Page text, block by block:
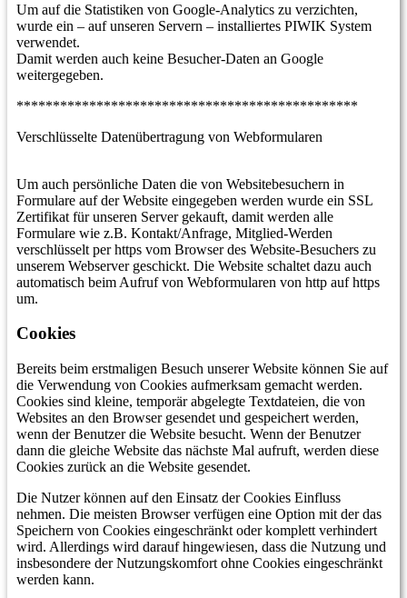
Um auf die Statistiken von Google-Analytics zu verzichten,
wurde ein – auf unseren Servern – installiertes PIWIK System
verwendet.
Damit werden auch keine Besucher-Daten an Google
weitergegeben.
***********************************************
Verschlüsselte Datenübertragung von Webformularen
Um auch persönliche Daten die von Websitebesuchern in
Formulare auf der Website eingegeben werden wurde ein SSL
Zertifikat für unseren Server gekauft, damit werden alle
Formulare wie z.B. Kontakt/Anfrage, Mitglied-Werden
verschlüsselt per https vom Browser des Website-Besuchers zu
unserem Webserver geschickt. Die Website schaltet dazu auch
automatisch beim Aufruf von Webformularen von http auf https
um.
Cookies
Bereits beim erstmaligen Besuch unserer Website können Sie auf
die Verwendung von Cookies aufmerksam gemacht werden.
Cookies sind kleine, temporär abgelegte Textdateien, die von
Websites an den Browser gesendet und gespeichert werden,
wenn der Benutzer die Website besucht. Wenn der Benutzer
dann die gleiche Website das nächste Mal aufruft, werden diese
Cookies zurück an die Website gesendet.
Die Nutzer können auf den Einsatz der Cookies Einfluss
nehmen. Die meisten Browser verfügen eine Option mit der das
Speichern von Cookies eingeschränkt oder komplett verhindert
wird. Allerdings wird darauf hingewiesen, dass die Nutzung und
insbesondere der Nutzungskomfort ohne Cookies eingeschränkt
werden kann.